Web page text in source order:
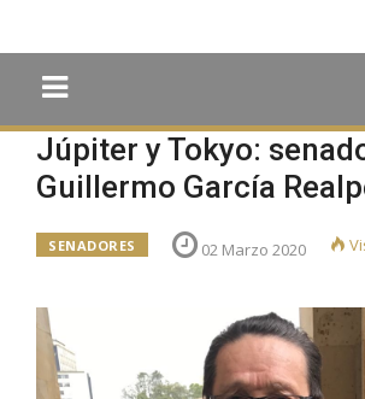
Júpiter y Tokyo:
Guillermo García
SENADORES 02 Marzo 2020